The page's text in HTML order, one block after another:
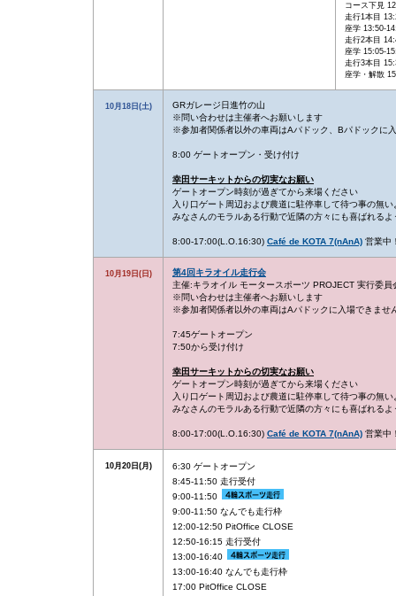
コース下見
走行1本目
座学 13:50-
走行2本目
座学 15:05-
走行3本目
座学・解散
10月18日(土)
GRガレージ日進竹の山
※問い合わせは主催者へお願いします
※参加者関係者以外の車両はAパドック、Bパドックに
8:00 ゲートオープン・受け付け
幸田サーキットからの切実なお願い
ゲートオープン時刻が過ぎてから来場ください
入り口ゲート周辺および農道に駐停車して待つ事の無
みなさんのモラルある行動で近隣の方々にも喜ばれる
8:00-17:00(L.O.16:30) Café de KOTA 7(nAnA) 営業中
10月19日(日)
第4回キラオイル走行会
主催:キラオイル モータースポーツ PROJECT 実行委員
※問い合わせは主催者へお願いします
※参加者関係者以外の車両はAパドックに入場できませ
7:45ゲートオープン
7:50から受け付け
幸田サーキットからの切実なお願い
ゲートオープン時刻が過ぎてから来場ください
入り口ゲート周辺および農道に駐停車して待つ事の無
みなさんのモラルある行動で近隣の方々にも喜ばれる
8:00-17:00(L.O.16:30) Café de KOTA 7(nAnA) 営業中
10月20日(月)
6:30 ゲートオープン
8:45-11:50 走行受付
9:00-11:50
9:00-11:50 なんでも走行枠
12:00-12:50 PitOffice CLOSE
12:50-16:15 走行受付
13:00-16:40
13:00-16:40 なんでも走行枠
17:00 PitOffice CLOSE